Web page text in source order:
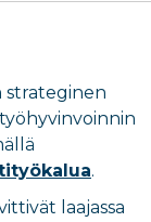
strateginen
.
laajassa